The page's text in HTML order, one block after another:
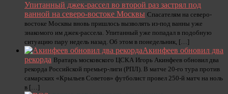
Упитанный джек-рассел во второй раз застрял под
ванной на северо-востоке Москвы Спасателям на северо-
востоке Москвы вновь пришлось вызволять из-под ванны уже
знакомого им джек-рассела. Упитанный уже попадал в подобную
ситуацию пару недель назад. Об этом в понедельник, […]
Акинфеев обновил два
рекорда Вратарь московского ЦСКА Игорь Акинфеев обновил два
рекорда Российской премьер-лиги (РПЛ). В матче 20-го тура против
самарских «Крыльев Советов» футболист провел 250-й матч на ноль
в […]